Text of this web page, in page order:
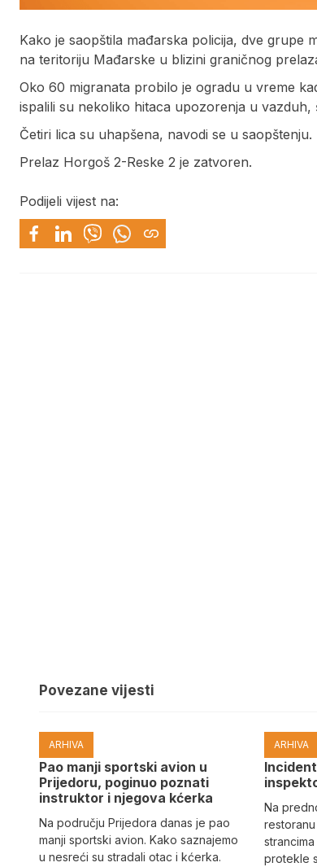
Kako je saopštila mađarska policija, dve grupe
na teritoriju Mađarske u blizini graničnog
Oko 60 migranata probilo je ogradu u vreme
ispalili su nekoliko hitaca upozorenja u
Četiri lica su uhapšena, navodi se u saopštenju.
Prelaz Horgoš 2-Reske 2 je zatvoren.
Podijeli vijest na:
Povezane vijesti
ARHIVA
Pao manji sportski avion u
Prijedoru, poginuo poznati
instruktor i njegova kćerka
Na području Prijedora danas je pao
manji sportski avion. Kako saznajemo
u nesreći su stradali otac i kćerka.
ARHIVA
Na
protekle